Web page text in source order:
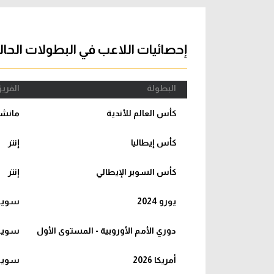
دوري إحصائيات اللاعب في البطولات
البطولة
كأس العالم للأندية
كأس إيطاليا إنتر
كأس السوبر الإيطالي إنتر
يورو 2024
دوري الأمم الأوروبية - المستوى الأول
أمريكا 2026